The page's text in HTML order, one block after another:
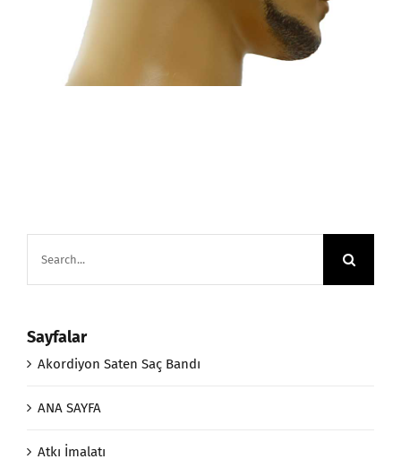
Sayfalar
Akordiyon Saten Saç Bandı
ANA SAYFA
Atkı İmalatı